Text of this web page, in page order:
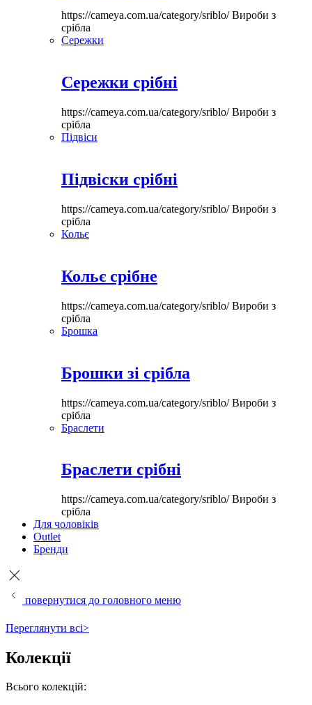
https://cameya.com.ua/category/sriblo/Вироби з
срібла
Сережки
Сережки срібні
https://cameya.com.ua/category/sriblo/Вироби з
срібла
Підвіси
Підвіски срібні
https://cameya.com.ua/category/sriblo/Вироби з
срібла
Кольє
Кольє срібне
https://cameya.com.ua/category/sriblo/Вироби з
срібла
Брошка
Брошки зі срібла
https://cameya.com.ua/category/sriblo/Вироби з
срібла
Браслети
Браслети срібні
https://cameya.com.ua/category/sriblo/Вироби з
срібла
Для чоловіків
Outlet
Бренди
повернутися до головного меню
Переглянути всі>
Колекції
Всього колекцій: